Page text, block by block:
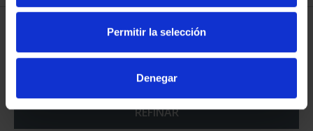
Permitir la selección
Denegar
REFINAR